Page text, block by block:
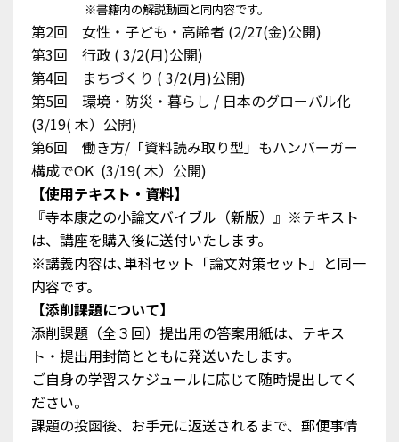
📃【教養試験】数的処理インプット編 資料解釈
5
📃【教養試験】数的処理アウトプット編
（受講パート 18）
※書籍内の解説動画と同内容です。
第2回 女性・子ども・高齢者 (2/27(金)公開)
第3回 行政 ( 3/2(月)公開)
第4回 まちづくり ( 3/2(月)公開)
第5回 環境・防災・暮らし / 日本のグローバル化
(3/19( 木）公開)
第6回 働き方/「資料読み取り型」もハンバーガー
構成でOK (3/19( 木）公開)
【使用テキスト・資料】
『寺本康之の小論文バイブル（新版）』※テキスト
は、講座を購入後に送付いたします。
※講義内容は､単科セット「論文対策セット」と同一
内容です。
【添削課題について】
添削課題（全３回）提出用の答案用紙は、テキス
ト・提出用封筒とともに発送いたします。
ご自身の学習スケジュールに応じて随時提出してく
ださい。
課題の投函後、お手元に返送されるまで、郵便事情